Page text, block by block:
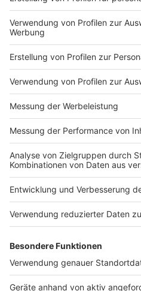
Impressum
Nutzungsbedingungen
Jobs
Presse
Werben
Archiv
ANTENNE BAYERN GROUP